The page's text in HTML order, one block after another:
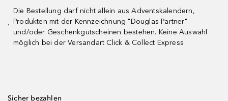
¹
Die Bestellung darf nicht allein aus Adventskalendern,
Produkten mit der Kennzeichnung "Douglas Partner"
und/oder Geschenkgutscheinen bestehen. Keine Auswahl
möglich bei der Versandart Click & Collect Express
Sicher bezahlen